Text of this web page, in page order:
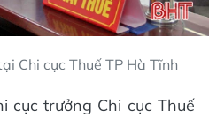
Chi cục Thuế TP Hà Tĩnh
cục trưởng Chi cục Thuế